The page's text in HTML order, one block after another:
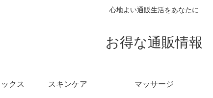
心地よい通販生活をあなたに
お得な通販情報
クス スキンケア マッサージ